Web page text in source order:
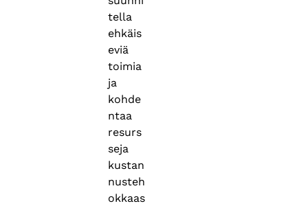
tella
ehkäis
eviä
toimia
ja
kohde
ntaa
resurs
seja
kustan
nusteh
okkaas